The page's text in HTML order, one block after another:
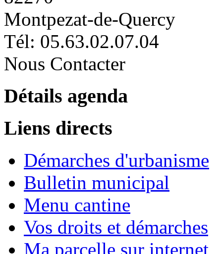
Montpezat-de-Quercy
Tél: 05.63.02.07.04
Nous Contacter
Détails agenda
Liens directs
Démarches d'urbanisme
Bulletin municipal
Menu cantine
Vos droits et démarches
Ma parcelle sur internet